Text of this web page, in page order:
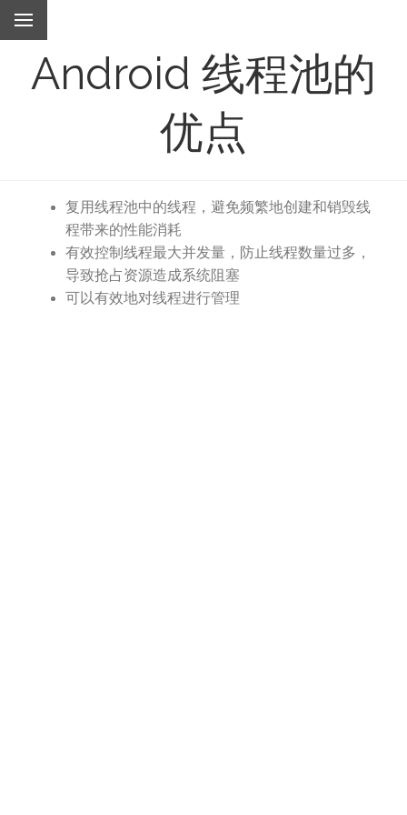
Android 线程池的
优点
复用线程池中的线程，避免频繁地创建和销毁线
程带来的性能消耗
有效控制线程最大并发量，防止线程数量过多，
导致抢占资源造成系统阻塞
可以有效地对线程进行管理